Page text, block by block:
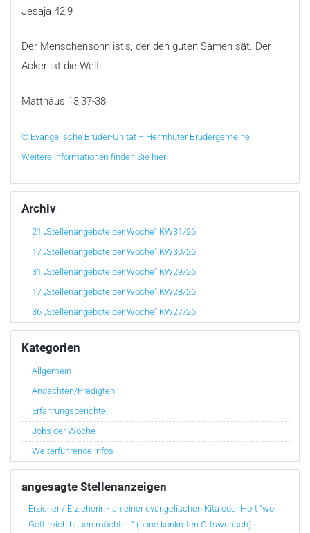
Jesaja 42,9
Der Menschensohn ist’s, der den guten Samen sät. Der
Acker ist die Welt.
Matthäus 13,37-38
© Evangelische Brüder-Unität – Herrnhuter Brüdergemeine
Weitere Informationen finden Sie hier
Archiv
21 „Stellenangebote der Woche“ KW31/26
17 „Stellenangebote der Woche“ KW30/26
31 „Stellenangebote der Woche“ KW29/26
17 „Stellenangebote der Woche“ KW28/26
36 „Stellenangebote der Woche“ KW27/26
Kategorien
Allgemein
Andachten/Predigten
Erfahrungsberichte
Jobs der Woche
Weiterführende Infos
angesagte Stellenanzeigen
Erzieher / Erzieherin - an einer evangelischen Kita oder Hort "wo
Gott mich haben möchte..." (ohne konkreten Ortswunsch)